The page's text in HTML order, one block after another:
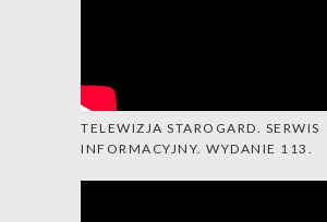
TELEWIZJA STAROGARD. SERWIS
INFORMACYJNY. WYDANIE 113.